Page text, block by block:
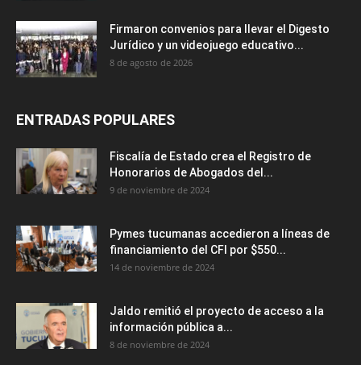
Firmaron convenios para llevar el Digesto
Jurídico y un videojuego educativo...
8 de agosto de 2026
ENTRADAS POPULARES
Fiscalía de Estado crea el Registro de
Honorarios de Abogados del...
9 de noviembre de 2024
Pymes tucumanas accedieron a líneas de
financiamiento del CFI por $550...
14 de noviembre de 2024
Jaldo remitió el proyecto de acceso a la
información pública a...
8 de noviembre de 2024